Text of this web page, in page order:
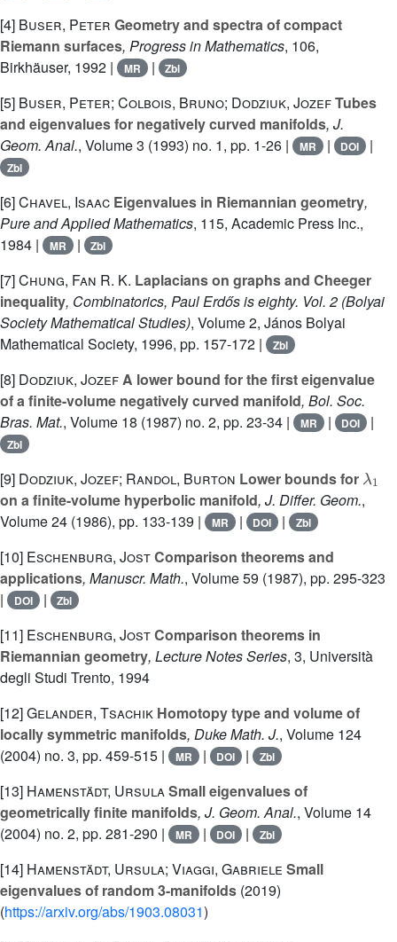
[4] Buser, Peter Geometry and spectra of compact
Riemann surfaces, Progress in Mathematics, 106,
Birkhäuser, 1992 |
MR | Zbl
[5] Buser, Peter; Colbois, Bruno; Dodziuk, JozefTubes
and eigenvalues for negatively curved manifolds, J.
Geom. Anal., Volume 3 (1993) no. 1, pp. 1-26 | MR | DOI |
Zbl
[6]Chavel, Isaac Eigenvalues in Riemannian geometry,
Pure and Applied Mathematics, 115, Academic Press Inc.,
1984 |
MR | Zbl
[7]Chung, Fan R. K. Laplacians on graphs and Cheeger
inequality, Combinatorics, Paul Erdős is eighty. Vol. 2 (Bolyai
Society Mathematical Studies), Volume 2, János Bolyai
Mathematical Society, 1996, pp. 157-172 |
Zbl
[8] Dodziuk, Jozef A lower bound for the first eigenvalue
of a finite-volume negatively curved manifold, Bol. Soc.
Bras. Mat., Volume 18 (1987) no. 2, pp. 23-34 | MR | DOI |
Zbl
[9] Dodziuk, Jozef; Randol, Burton Lower bounds for
on a finite-volume hyperbolic manifold, J. Differ. Geom.,
Volume 24 (1986), pp. 133-139 | MR | DOI | Zbl
[10] Eschenburg, JostComparison theorems and
applications, Manuscr. Math., Volume 59 (1987), pp. 295-323
|
DOI | Zbl
[11] Eschenburg, JostComparison theorems in
Riemannian geometry, Lecture Notes Series, 3, Università
degli Studi Trento, 1994
[12]Gelander, Tsachik Homotopy type and volume of
locally symmetric manifolds, Duke Math. J., Volume 124
(2004) no. 3, pp. 459-515 |
MR | DOI | Zbl
[13] Hamenstädt, Ursula Small eigenvalues of
geometrically finite manifolds, J. Geom. Anal., Volume 14
(2004) no. 2, pp. 281-290 |
MR | DOI | Zbl
[14] Hamenstädt, Ursula; Viaggi, Gabriele Small
eigenvalues of random 3-manifolds (2019)
(https://arxiv.org/abs/1903.08031)